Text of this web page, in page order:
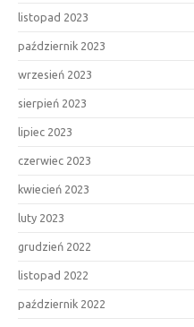
listopad 2023
październik 2023
wrzesień 2023
sierpień 2023
lipiec 2023
czerwiec 2023
kwiecień 2023
luty 2023
grudzień 2022
listopad 2022
październik 2022